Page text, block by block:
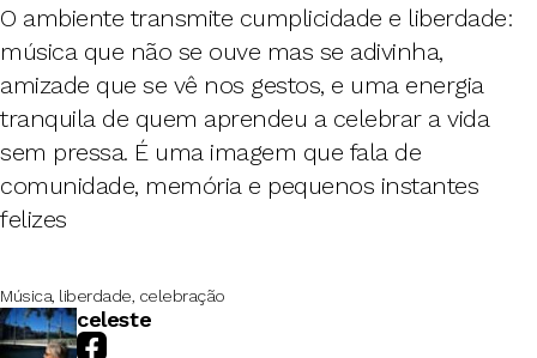
O ambiente transmite cumplicidade e liberdade:
música que não se ouve mas se adivinha,
amizade que se vê nos gestos, e uma energia
tranquila de quem aprendeu a celebrar a vida
sem pressa. É uma imagem que fala de
comunidade, memória e pequenos instantes
felizes
Música, liberdade, celebração
celeste